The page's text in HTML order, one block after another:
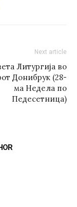
Next article
Литургија во
Донибрук (28-
ма Недела по
Педесетница)